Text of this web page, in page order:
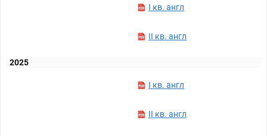
I кв. англ
II кв. англ
2025
I кв. англ
II кв. англ